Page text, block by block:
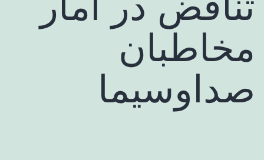
مخاطبان
صداوسیما